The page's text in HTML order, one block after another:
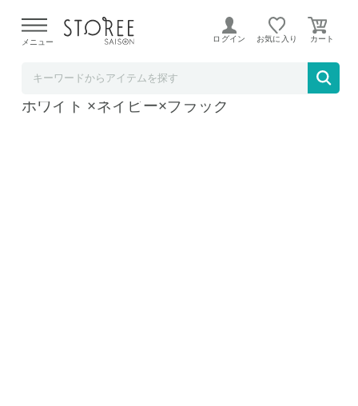
よる配送遅延が発生しております。
メニュー ログイン お気に入り
鋳向屋 ハンガー＆フックセット 男の子向け
ホワイト ×ネイビー×ブラック